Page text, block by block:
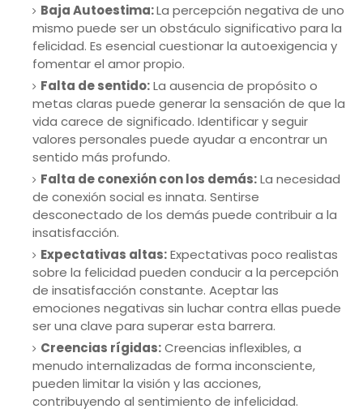
Baja Autoestima:La percepción negativa de uno
mismo puede ser un obstáculo significativo para la
felicidad. Es esencial cuestionar la autoexigencia y
fomentar el amor propio.
Falta de sentido:La ausencia de propósito o
metas claras puede generar la sensación de que la
vida carece de significado. Identificar y seguir
valores personales puede ayudar a encontrar un
sentido más profundo.
Falta de conexión con los demás:La necesidad
de conexión social es innata. Sentirse
desconectado de los demás puede contribuir a la
insatisfacción.
Expectativas altas:Expectativas poco realistas
sobre la felicidad pueden conducir a la percepción
de insatisfacción constante. Aceptar las
emociones negativas sin luchar contra ellas puede
ser una clave para superar esta barrera.
Creencias rígidas:Creencias inflexibles, a
menudo internalizadas de forma inconsciente,
pueden limitar la visión y las acciones,
contribuyendo al sentimiento de infelicidad.